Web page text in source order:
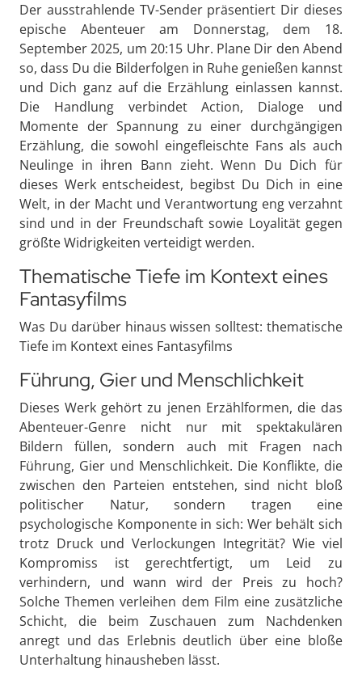
Der ausstrahlende TV-Sender präsentiert Dir dieses
epische Abenteuer am Donnerstag, dem 18.
September 2025, um 20:15 Uhr. Plane Dir den Abend
so, dass Du die Bilderfolgen in Ruhe genießen kannst
und Dich ganz auf die Erzählung einlassen kannst.
Die Handlung verbindet Action, Dialoge und
Momente der Spannung zu einer durchgängigen
Erzählung, die sowohl eingefleischte Fans als auch
Neulinge in ihren Bann zieht. Wenn Du Dich für
dieses Werk entscheidest, begibst Du Dich in eine
Welt, in der Macht und Verantwortung eng verzahnt
sind und in der Freundschaft sowie Loyalität gegen
größte Widrigkeiten verteidigt werden.
Thematische Tiefe im Kontext eines
Fantasyfilms
Was Du darüber hinaus wissen solltest: thematische
Tiefe im Kontext eines Fantasyfilms
Führung, Gier und Menschlichkeit
Dieses Werk gehört zu jenen Erzählformen, die das
Abenteuer-Genre nicht nur mit spektakulären
Bildern füllen, sondern auch mit Fragen nach
Führung, Gier und Menschlichkeit. Die Konflikte, die
zwischen den Parteien entstehen, sind nicht bloß
politischer Natur, sondern tragen eine
psychologische Komponente in sich: Wer behält sich
trotz Druck und Verlockungen Integrität? Wie viel
Kompromiss ist gerechtfertigt, um Leid zu
verhindern, und wann wird der Preis zu hoch?
Solche Themen verleihen dem Film eine zusätzliche
Schicht, die beim Zuschauen zum Nachdenken
anregt und das Erlebnis deutlich über eine bloße
Unterhaltung hinausheben lässt.